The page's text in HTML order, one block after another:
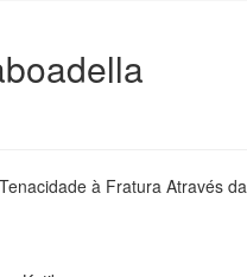
à Fratura Através da